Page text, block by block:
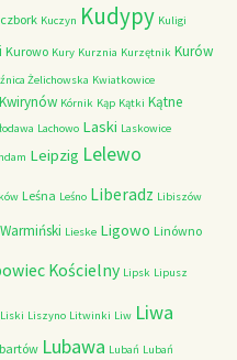
Kuczyn Kudypy Kuligi
Kurowo Kury Kurznia Kurzętnik Kurów
Żelichowska Kwiatkowice
Kwirynów Kórnik Kąp Kątki Kątne
Lachowo Laski Laskowice
Leipzig Lelewo
Leśna Leśno Liberadz Libiszów
Lieske Ligowo Linówno
Kościelny Lipsk Lipusz
Liski Liszyno Litwinki Liw Liwa
Lubawa Lubań Lubań